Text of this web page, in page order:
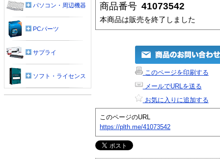
商品番号 41073542
本商品は販売を終了しました
このページを印刷する
メールでURLを送る
お気に入りに追加する
このページのURL
https://plth.me/41073542
パソコン・周辺機器
PCパーツ
サプライ
ソフト・ライセンス